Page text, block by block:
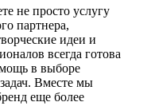
не просто услугу
партнера,
идеи и
всегда готова
в выборе
Вместе мы
еще более